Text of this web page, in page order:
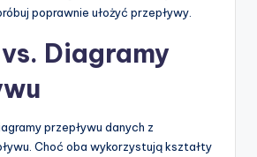
poprawnie ułożyć przepływy.
Diagramy
przepływu danych z
Choć oba wykorzystują kształty